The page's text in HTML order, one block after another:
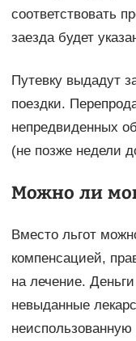
соответствовать
заезда будет
Путевку выдадут
поездки.
непредвиденных
(не позже недели
Можно ли
Вместо льгот
компенсацией,
на лечение.
невыданные
неиспользованную